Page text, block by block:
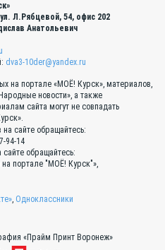
Л.Рябцевой, 54, офис 202
Анатольевич
dva3-10der@yandex.ru
на портале «МОЁ! Курск», материалов,
новости», а также
сайта могут не совпадать
сайте обращайтесь:
94-14
обращайтесь:
портале "МОЁ! Курск"»,
, Одноклассники
«Прайм Принт Воронеж»